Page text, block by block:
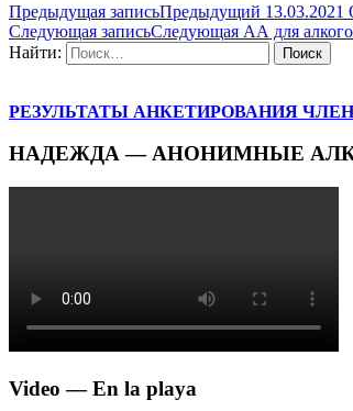
Предыдущая записьПредыдущий
Следующая записьСледующая АА для
Найти:
РЕЗУЛЬТАТЫ АНКЕТИРОВАНИЯ
НАДЕЖДА — АНОНИМНЫЕ
Video — En la playa